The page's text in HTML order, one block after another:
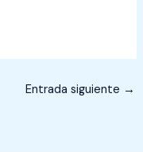
Entrada siguiente →